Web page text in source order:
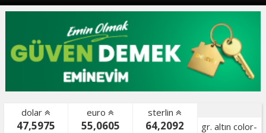
dolar
47,5975
euro
55,0605
sterlin
64,2092
gr. altın color-